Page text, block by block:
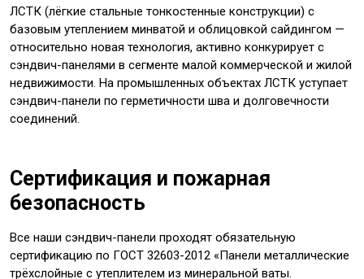
ЛСТК (лёгкие стальные тонкостенные конструкции) с
базовым утеплением минватой и облицовкой сайдингом —
относительно новая технология, активно конкурирует с
сэндвич-панелями в сегменте малой коммерческой и жилой
недвижимости. На промышленных объектах ЛСТК уступает
сэндвич-панели по герметичности шва и долговечности
соединений.
Сертификация и пожарная
безопасность
Все наши сэндвич-панели проходят обязательную
сертификацию по ГОСТ 32603-2012 «Панели металлические
трёхслойные с утеплителем из минеральной ваты.